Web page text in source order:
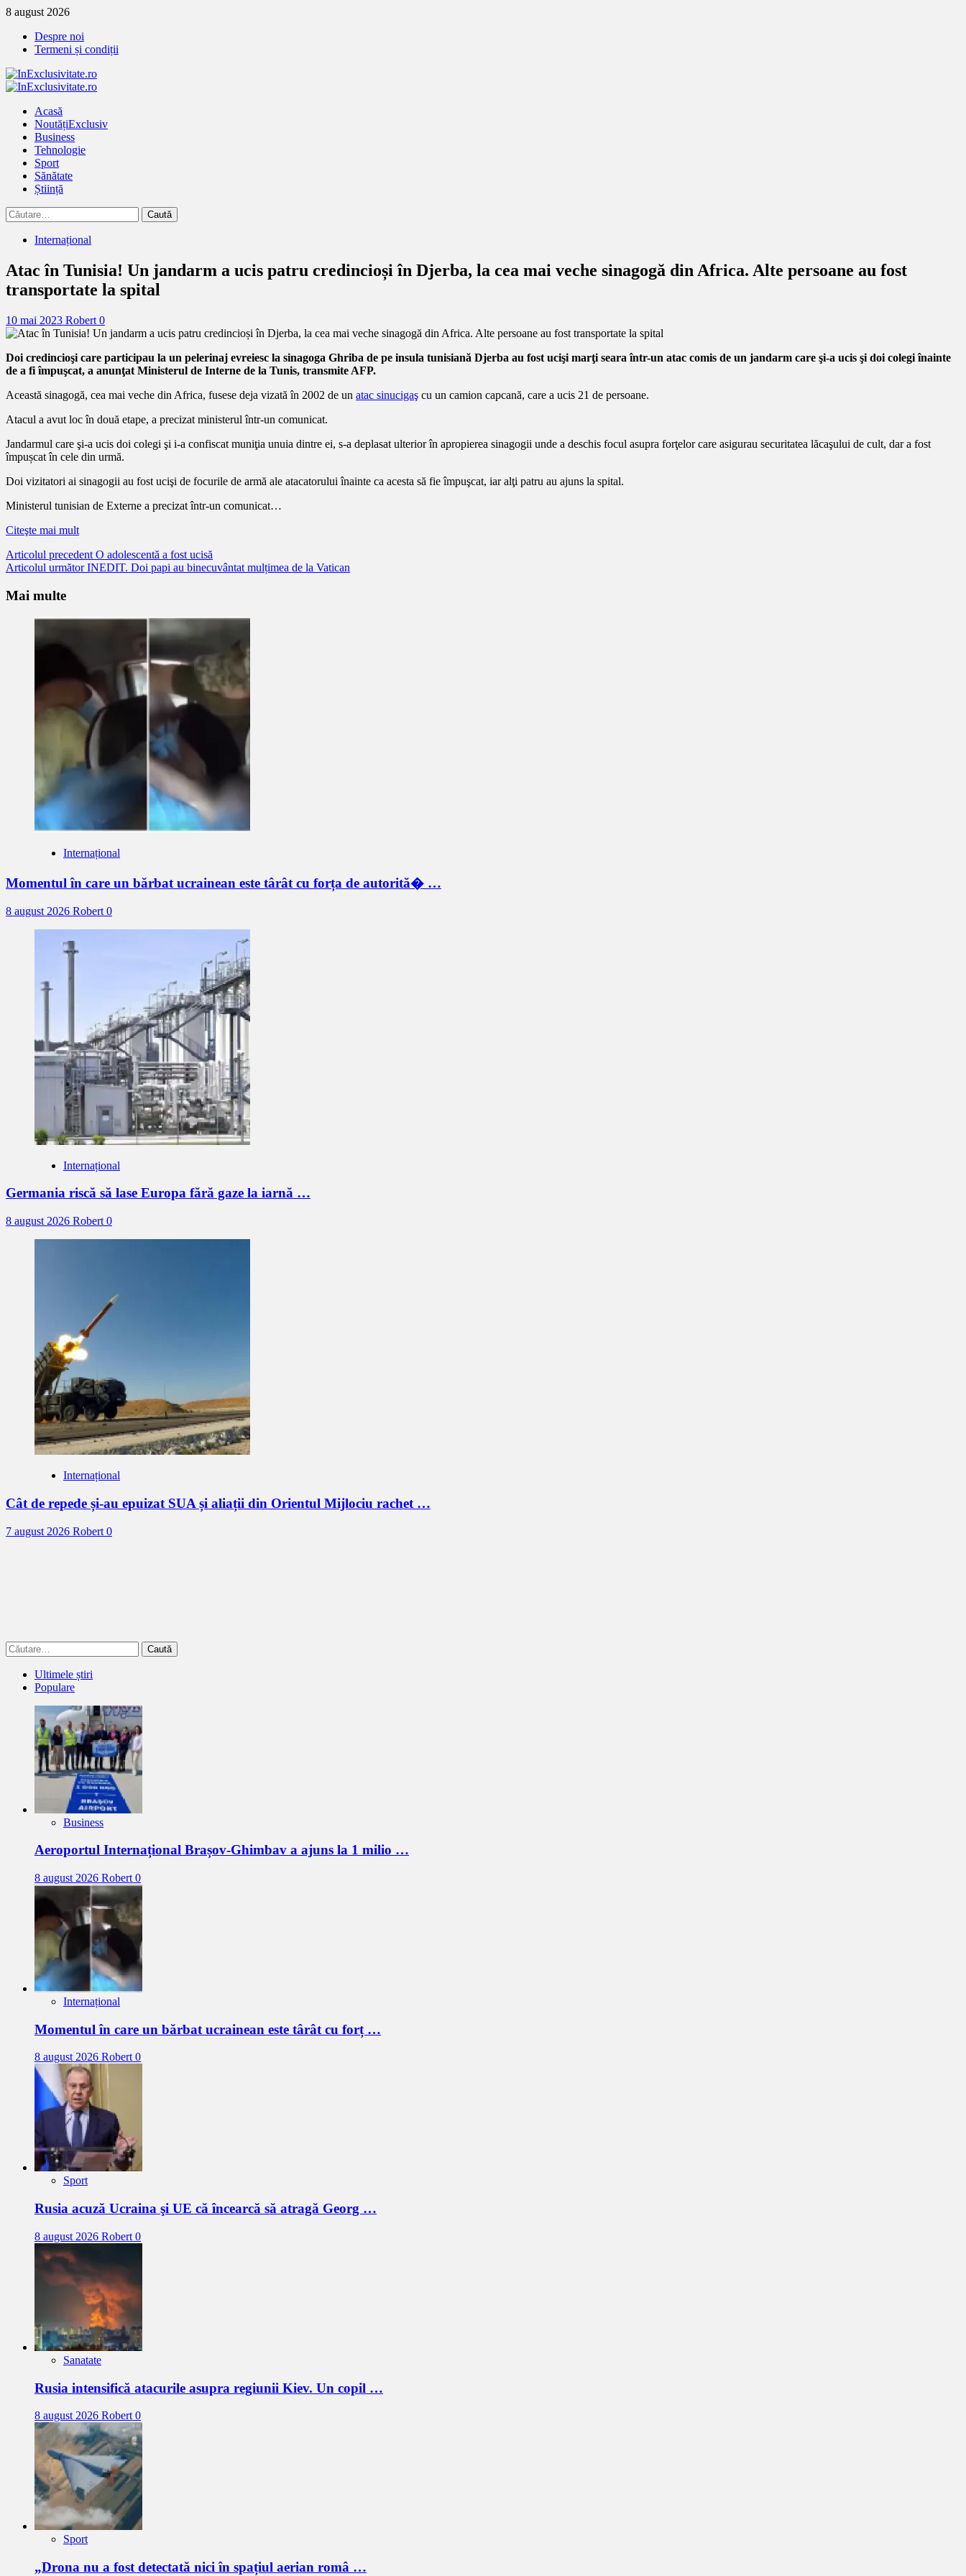
Treci
continut
8 august 2026
Despre noi
Termeni și condiții
Primary
Acasă
NoutățiExclusiv
Business
Tehnologie
Sport
Sănătate
Știință
Caută
după:
Internațional
Atac în Tunisia! Un jandarm a ucis patru credincioși în Djerba, la cea mai veche sinagogă din Africa. Alte persoane au fost
transportate la spital
10 mai 2023 Robert 0
Doi credincioşi care participau la un pelerinaj evreiesc la sinagoga Ghriba de pe insula tunisiană Djerba au fost ucişi marţi seara într-un atac comis de un jandarm care şi-a ucis şi doi colegi înainte
de a fi împuşcat, a anunţat Ministerul de Interne de la Tunis, transmite AFP.
Această sinagogă, cea mai veche din Africa, fusese deja vizată în 2002 de un atac sinucigaş cu un camion capcană, care a ucis 21 de persoane.
Atacul a avut loc în două etape, a precizat ministerul într-un comunicat.
Jandarmul care şi-a ucis doi colegi şi i-a confiscat muniţia unuia dintre ei, s-a deplasat ulterior în apropierea sinagogii unde a deschis focul asupra forţelor care asigurau securitatea lăcaşului de cult, dar a fost
împușcat în cele din urmă.
Doi vizitatori ai sinagogii au fost ucişi de focurile de armă ale atacatorului înainte ca acesta să fie împuşcat, iar alţi patru au ajuns la spital.
Ministerul tunisian de Externe a precizat într-un comunicat…
Citeşte mai mult
Citește
mai
mult
Articolul precedent O adolescentă a fost ucisă
Articolul următorINEDIT. Doi papi au binecuvântat mulțimea de la Vatican
Mai multe
Internațional
Momentul în care un bărbat ucrainean este târât cu forța de autorită� …
8 august 2026 Robert 0
Internațional
Germania riscă să lase Europa fără gaze la iarnă …
8 august 2026 Robert 0
Internațional
Cât de repede și-au epuizat SUA și aliații din Orientul Mijlociu rachet …
7 august 2026 Robert 0
Caută
după:
Ultimele știri
Populare
Business
Aeroportul Internațional Brașov-Ghimbav a ajuns la 1 milio …
8 august 2026 Robert 0
Internațional
Momentul în care un bărbat ucrainean este târât cu forț …
8 august 2026 Robert0
Sport
Rusia acuză Ucraina şi UE că încearcă să atragă Georg …
8 august 2026 Robert 0
Sanatate
Rusia intensifică atacurile asupra regiunii Kiev. Un copil …
8 august 2026 Robert 0
Sport
„Drona nu a fost detectată nici în spațiul aerian româ …